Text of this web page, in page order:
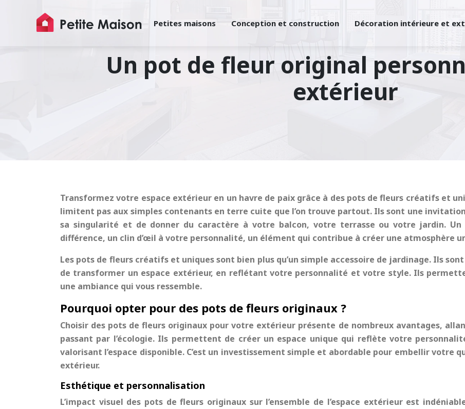
Petites maisons Conception et construction Décoration intérieure et
Un pot de fleur original
extérieur
Transformez votre espace extérieur en un havre de paix grâce à des pots de fleurs créatifs et
limitent pas aux simples contenants en terre cuite que l’on trouve partout. Ils sont une
sa singularité et de donner du caractère à votre balcon, votre terrasse ou votre jardin.
différence, un clin d’œil à votre personnalité, un élément qui contribue à créer une atmosphère
Les pots de fleurs créatifs et uniques sont bien plus qu’un simple accessoire de jardinage. Ils
de transformer un espace extérieur, en reflétant votre personnalité et votre style. Ils
une ambiance qui vous ressemble.
Pourquoi opter pour des pots de fleurs originaux ?
Choisir des pots de fleurs originaux pour votre extérieur présente de nombreux avantages,
passant par l’écologie. Ils permettent de créer un espace unique qui reflète votre
valorisant l’espace disponible. C’est un investissement simple et abordable pour embellir
extérieur.
Esthétique et personnalisation
L’impact visuel des pots de fleurs originaux sur l’ensemble de l’espace extérieur est